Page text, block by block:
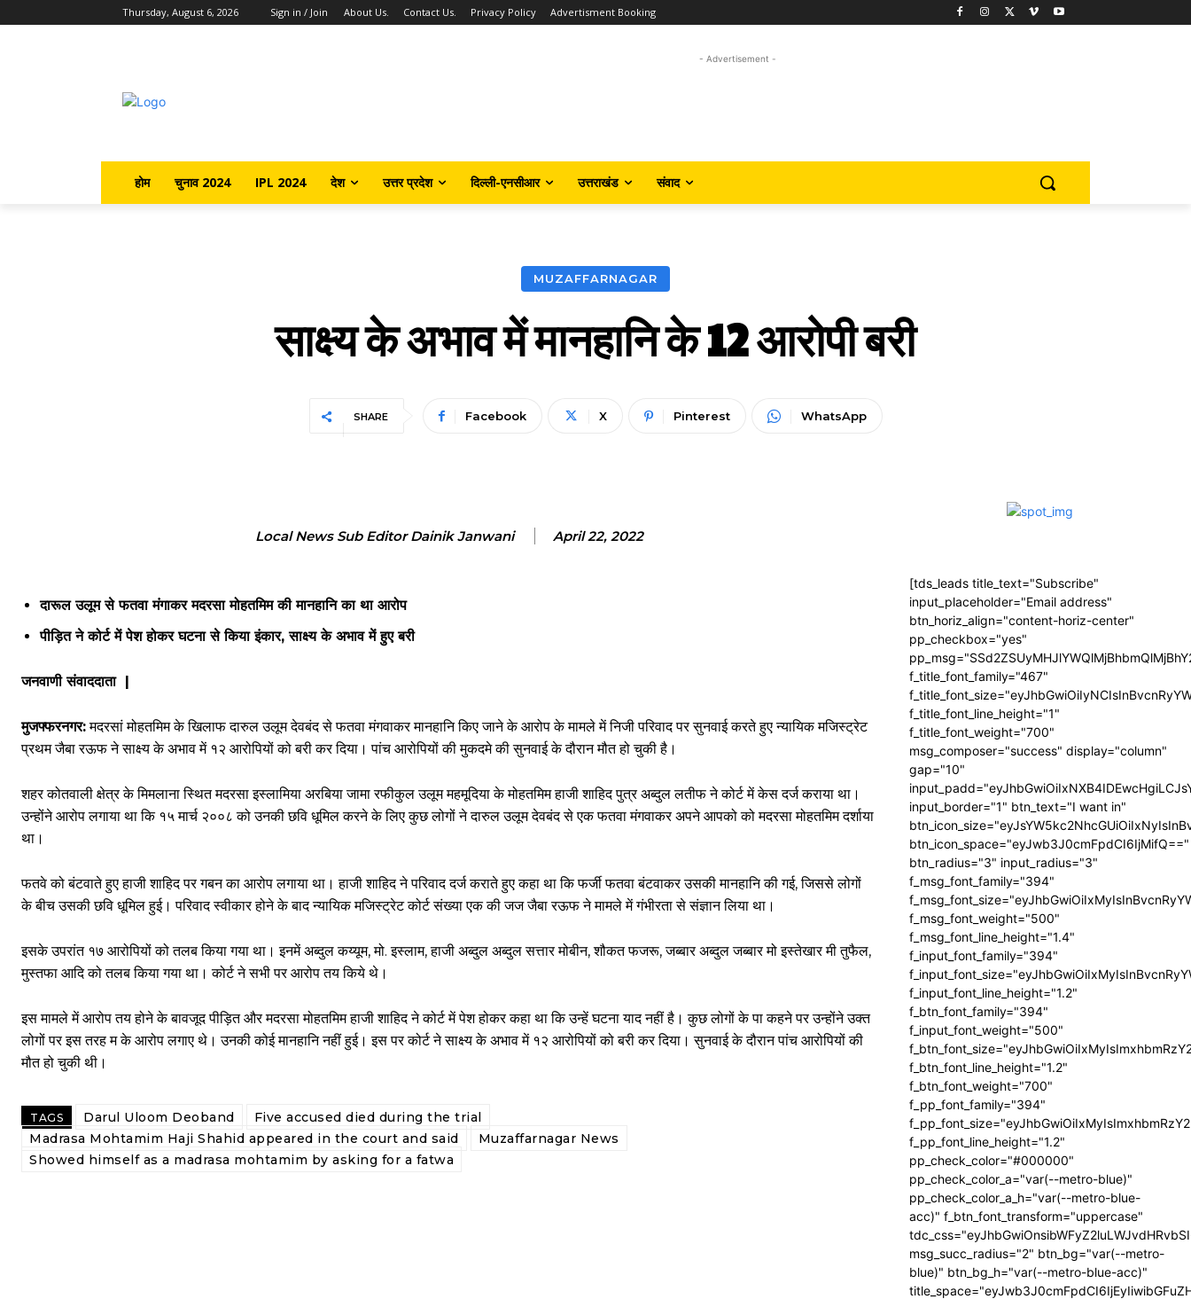
Thursday, August 6, 2026 Sign in / Join About Us. Contact Us. Privacy Policy Advertisment Booking
- Advertisement -
होम चुनाव 2024 IPL 2024 देश उत्तर प्रदेश दिल्ली-एनसीआर उत्तराखंड संवाद
MUZAFFARNAGAR
साक्ष्य के अभाव में मानहानि के 12 आरोपी बरी
SHARE Facebook X Pinterest WhatsApp
Local News Sub Editor Dainik Janwani April 22, 2022
दारूल उलूम से फतवा मंगाकर मदरसा मोहतमिम की मानहानि का था आरोप
पीड़ित ने कोर्ट में पेश होकर घटना से किया इंकार, साक्ष्य के अभाव में हुए बरी
जनवाणी संवाददाता |
मुजफ्फरनगर:मदरसां मोहतमिम के खिलाफ दारुल उलूम देवबंद से फतवा मंगवाकर मानहानि किए जाने के आरोप के मामले में निजी परिवाद पर सुनवाई करते हुए न्यायिक मजिस्ट्रेट
प्रथम जैबा रऊफ ने साक्ष्य के अभाव में १२ आरोपियों को बरी कर दिया। पांच आरोपियों की मुकदमे की सुनवाई के दौरान मौत हो चुकी है।
शहर कोतवाली क्षेत्र के मिमलाना स्थित मदरसा इस्लामिया अरबिया जामा रफीकुल उलूम महमूदिया के मोहतमिम हाजी शाहिद पुत्र अब्दुल लतीफ ने कोर्ट में केस दर्ज कराया था।
उन्होंने आरोप लगाया था कि १५ मार्च २००८ को उनकी छवि धूमिल करने के लिए कुछ लोगों ने दारुल उलूम देवबंद से एक फतवा मंगवाकर अपने आपको को मदरसा मोहतमिम दर्शाया
था।
फतवे को बंटवाते हुए हाजी शाहिद पर गबन का आरोप लगाया था। हाजी शाहिद ने परिवाद दर्ज कराते हुए कहा था कि फर्जी फतवा बंटवाकर उसकी मानहानि की गई, जिससे लोगों
के बीच उसकी छवि धूमिल हुई। परिवाद स्वीकार होने के बाद न्यायिक मजिस्ट्रेट कोर्ट संख्या एक की जज जैबा रऊफ ने मामले में गंभीरता से संज्ञान लिया था।
इसके उपरांत १७ आरोपियों को तलब किया गया था। इनमें अब्दुल कय्यूम, मो. इस्लाम, हाजी अब्दुल अब्दुल सत्तार मोबीन, शौकत फजरू, जब्बार अब्दुल जब्बार मो इस्तेखार मी तुफैल,
मुस्तफा आदि को तलब किया गया था। कोर्ट ने सभी पर आरोप तय किये थे।
इस मामले में आरोप तय होने के बावजूद पीड़ित और मदरसा मोहतमिम हाजी शाहिद ने कोर्ट में पेश होकर कहा था कि उन्हें घटना याद नहीं है। कुछ लोगों के पा कहने पर उन्होंने उक्त
लोगों पर इस तरह म के आरोप लगाए थे। उनकी कोई मानहानि नहीं हुई। इस पर कोर्ट ने साक्ष्य के अभाव में १२ आरोपियों को बरी कर दिया। सुनवाई के दौरान पांच आरोपियों की
मौत हो चुकी थी।
TAGS Darul Uloom Deoband
Five accused died during the trial
Madrasa Mohtamim Haji Shahid appeared in the court and said
Muzaffarnagar News
Showed himself as a madrasa mohtamim by asking for a fatwa
[tds_leads title_text="Subscribe"
input_placeholder="Email address"
btn_horiz_align="content-horiz-center"
pp_checkbox="yes"
f_title_font_family="467"
f_title_font_line_height="1"
f_title_font_weight="700"
msg_composer="success" display="column"
gap="10"
input_border="1" btn_text="I want in"
btn_icon_space="eyJwb3J0cmFpdCI6IjMifQ=="
btn_radius="3" input_radius="3"
f_msg_font_family="394"
f_msg_font_weight="500"
f_msg_font_line_height="1.4"
f_input_font_family="394"
f_input_font_line_height="1.2"
f_btn_font_family="394"
f_input_font_weight="500"
f_btn_font_line_height="1.2"
f_btn_font_weight="700"
f_pp_font_family="394"
f_pp_font_line_height="1.2"
pp_check_color="#000000"
pp_check_color_a="var(--metro-blue)"
pp_check_color_a_h="var(--metro-blue-
acc)" f_btn_font_transform="uppercase"
msg_succ_radius="2" btn_bg="var(--metro-
blue)" btn_bg_h="var(--metro-blue-acc)"